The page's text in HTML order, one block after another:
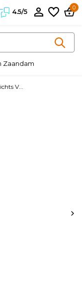
4.5/5
0
ons een 4.5/5
V...